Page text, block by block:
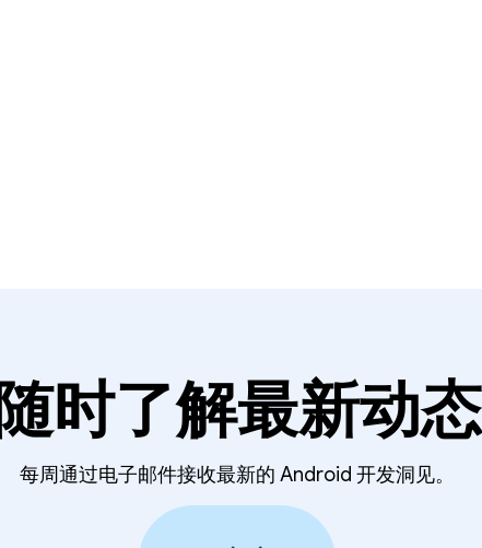
随时了解最新动态
每周通过电子邮件接收最新的 Android 开发洞见。